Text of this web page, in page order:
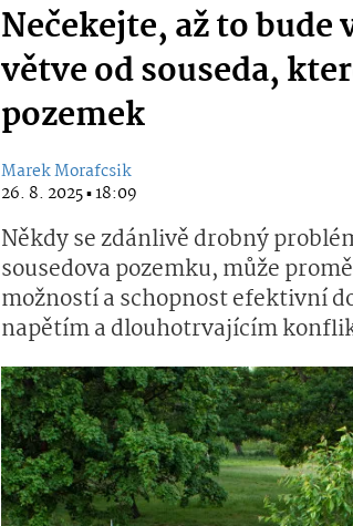
Nečekejte, až to
větve od souseda,
pozemek
Marek Morafcsik
26. 8. 2025 ▪ 18:09
Někdy se zdánlivě drobný
sousedova pozemku, může
možností a schopnost efektivní
napětím a dlouhotrvajícím